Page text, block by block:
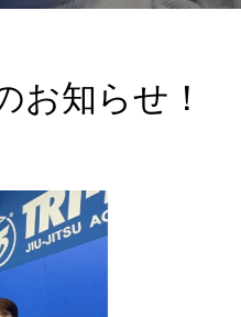
お知らせ！